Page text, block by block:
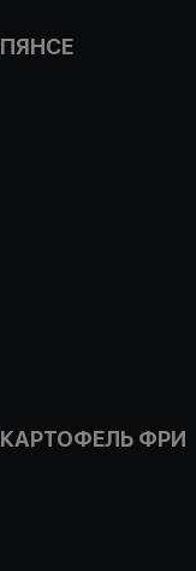
ПЯНСЕ
КАРТОФЕЛЬ ФРИ